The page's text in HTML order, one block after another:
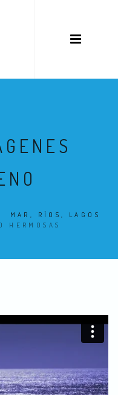
MAR, RÍOS, LAGOS
HERMOSAS